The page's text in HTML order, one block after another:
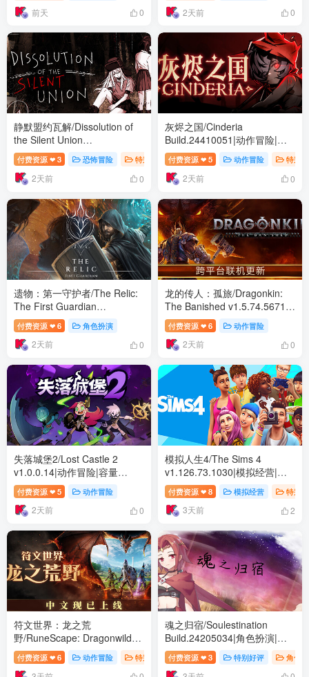
前天 0 2天前 0
静默盟约瓦解/Dissolution of
the Silent Union
Build.24450155|恐怖冒险|容
量1GB|免安装绿色中文版
付费资源 ❤ 3 恐怖冒险 特别好评
2天前 0
灰烬之国/Cinderia
Build.24410051|动作冒险|容
量9.4GB|免安装绿色中文版
付费资源 ❤ 5 动作冒险 特别
2天前 0
遗物：第一守护者/The Relic:
The First Guardian
Build.24490698|角色扮演|容
量29.4GB|免安装绿色中文版
付费资源 ❤ 6 角色扮演
2天前 0
龙的传人：孤旅/Dragonkin:
The Banished v1.5.74.56713|
动作冒险|容量39.2GB|免安装
绿色中文版
付费资源 ❤ 6 动作冒险
2天前 0
失落城堡2/Lost Castle 2
v1.0.0.14|动作冒险|容量
1.7GB|免安装绿色中文版
付费资源 ❤ 5 动作冒险
2天前 0
模拟人生4/The Sims 4
v1.126.73.1030|模拟经营|容
量80.6GB|免安装绿色中文版
付费资源 ❤ 8 模拟经营 特别
3天前 2
符文世界：龙之荒
野/RuneScape: Dragonwilds
Build.24430577|动作冒险|容
量33.9GB|免安装绿色中文版
付费资源 ❤ 6 动作冒险 特别好评
魂之归宿/Soulestination
Build.24205034|角色扮演|容
量372B|免安装绿色中文版
付费资源 ❤ 3 特别好评 角色